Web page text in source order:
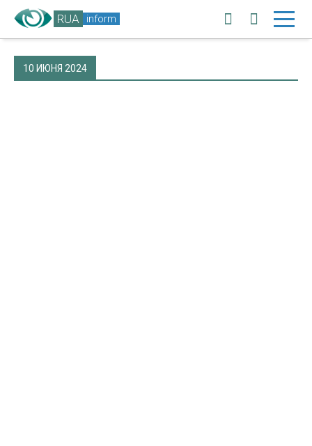
RUA inform
10 ИЮНЯ 2024